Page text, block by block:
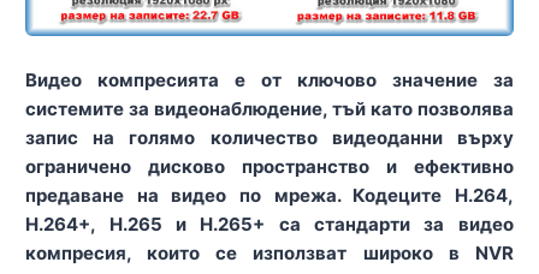
Видео компресията е от ключово значение за
системите за видеонаблюдение, тъй като позволява
запис на голямо количество видеоданни върху
ограничено дисково пространство и ефективно
предаване на видео по мрежа. Кодеците H.264,
H.264+, H.265 и H.265+ са стандарти за видео
компресия, които се използват широко в NVR